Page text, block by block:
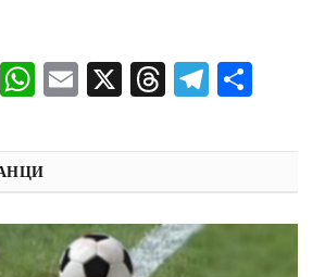
ViberWhatsApp
Email
X Threads